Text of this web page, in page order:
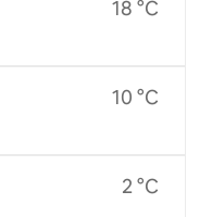
18 °C
10 °C
2 °C